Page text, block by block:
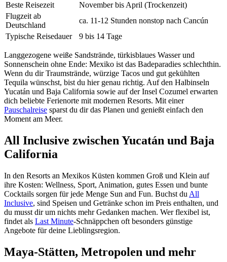
Beste Reisezeit
November bis April (Trockenzeit)
Flugzeit ab
Deutschland
ca. 11-12 Stunden nonstop nach Cancún
Typische Reisedauer
9 bis 14 Tage
Langgezogene weiße Sandstrände, türkisblaues Wasser und
Sonnenschein ohne Ende: Mexiko ist das Badeparadies schlechthin.
Wenn du dir Traumstrände, würzige Tacos und gut gekühlten
Tequila wünschst, bist du hier genau richtig. Auf den Halbinseln
Yucatán und Baja California sowie auf der Insel Cozumel erwarten
dich beliebte Ferienorte mit modernen Resorts. Mit einer
Pauschalreise sparst du dir das Planen und genießt einfach den
Moment am Meer.
All Inclusive zwischen Yucatán und Baja
California
In den Resorts an Mexikos Küsten kommen Groß und Klein auf
ihre Kosten: Wellness, Sport, Animation, gutes Essen und bunte
Cocktails sorgen für jede Menge Sun and Fun. Buchst du All
Inclusive, sind Speisen und Getränke schon im Preis enthalten, und
du musst dir um nichts mehr Gedanken machen. Wer flexibel ist,
findet als Last Minute-Schnäppchen oft besonders günstige
Angebote für deine Lieblingsregion.
Maya-Stätten, Metropolen und mehr